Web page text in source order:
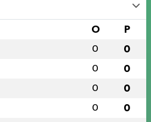
O P
0 0
0 0
0 0
0 0